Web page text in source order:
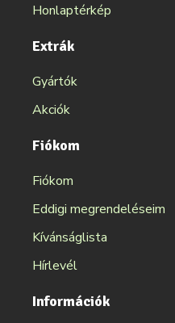
Honlaptérkép
Extrák
Gyártók
Akciók
Fiókom
Fiókom
Eddigi megrendeléseim
Kívánságlista
Hírlevél
Információk